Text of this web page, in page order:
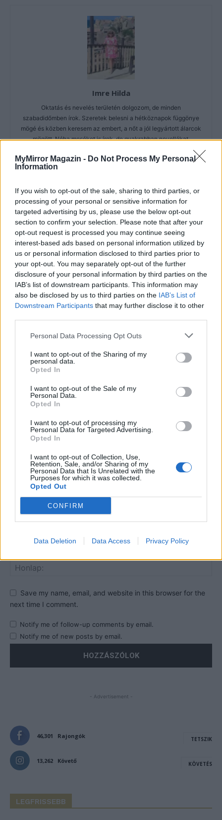
MyMirror Magazin - Do Not Process My Personal
Information
If you wish to opt-out of the sale, sharing to third parties, or
processing of your personal or sensitive information for
targeted advertising by us, please use the below opt-out
section to confirm your selection. Please note that after your
opt-out request is processed you may continue seeing
interest-based ads based on personal information utilized by
us or personal information disclosed to third parties prior to
your opt-out. You may separately opt-out of the further
disclosure of your personal information by third parties on the
IAB’s list of downstream participants. This information may
also be disclosed by us to third parties on the IAB’s List of
Downstream Participants that may further disclose it to other
Personal Data Processing Opt Outs
I want to opt-out of the Sharing of my
personal data.
Opted In
I want to opt-out of the Sale of my
Personal Data.
Opted In
I want to opt-out of processing my
Personal Data for Targeted Advertising.
Opted In
I want to opt-out of Collection, Use,
Retention, Sale, and/or Sharing of my
Personal Data that Is Unrelated with the
Purposes for which it was collected.
Opted Out
CONFIRM
Data Deletion Data Access Privacy Policy
Imre Hilda
Oktatás és nevelés területén dolgozom, de minden
szabadidőmben írok. Szeretek belesni a hétköznapok függönye
mögé és közben keresem az embert, a nőt a jól legyártott álarcok
mögött. Néha meséket is írok, de gyakrabban novellákat,
KAPCSOLÓDÓ CIKKEK TÖBB A SZERZŐTŐL
Bivalytej és vino rosso 9.rész
Heti horoszkóp december 15-21-ig
HOZZÁSZÓLOK A CIKKHEZ
Save my name, email, and website in this browser for the
next time I comment.
Notify me of follow-up comments by email.
Notify me of new posts by email.
- Advertisement -
46,301 Rajongók TETSZIK
13,262 Követő KÖVETÉS
LEGFRISSEBB